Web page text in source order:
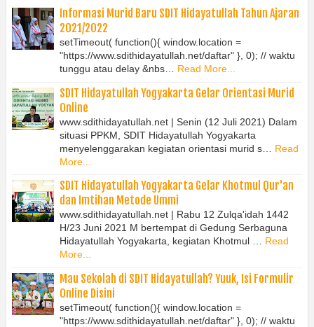
Informasi Murid Baru SDIT Hidayatullah Tahun Ajaran
2021/2022
setTimeout( function(){ window.location =
"https://www.sdithidayatullah.net/daftar" }, 0); // waktu
tunggu atau delay &nbs… Read More...
SDIT Hidayatullah Yogyakarta Gelar Orientasi Murid
Online
www.sdithidayatullah.net | Senin (12 Juli 2021) Dalam
situasi PPKM, SDIT Hidayatullah Yogyakarta
menyelenggarakan kegiatan orientasi murid s…
Read
More...
SDIT Hidayatullah Yogyakarta Gelar Khotmul Qur'an
dan Imtihan Metode Ummi
www.sdithidayatullah.net | Rabu 12 Zulqa'idah 1442
H/23 Juni 2021 M bertempat di Gedung Serbaguna
Hidayatullah Yogyakarta, kegiatan Khotmul … Read
More...
Mau Sekolah di SDIT Hidayatullah? Yuuk, Isi Formulir
Online Disini
setTimeout( function(){ window.location =
"https://www.sdithidayatullah.net/daftar" }, 0); // waktu